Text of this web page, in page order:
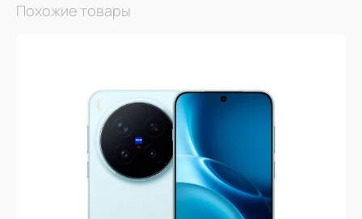
Похожие товары